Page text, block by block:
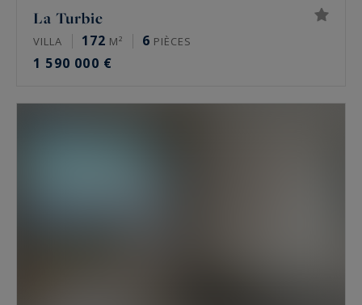
La Turbie
VILLA 172 M² 6 PIÈCES
1 590 000 €